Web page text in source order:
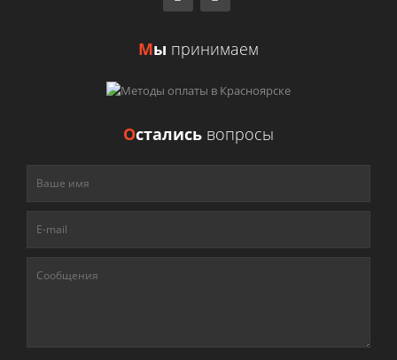
Мы принимаем
Остались вопросы